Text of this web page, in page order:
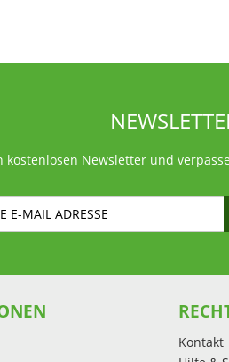
kostenlosen Newsletter und
Kontakt